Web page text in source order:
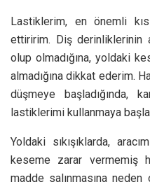
Lastiklerim, en önemli
ettiririm. Diş derinliklerinin
olup olmadığına, yoldaki
almadığına dikkat ederim.
düşmeye başladığında,
lastiklerimi kullanmaya
Yoldaki sıkışıklarda,
keseme zarar vermemiş
madde salınmasına